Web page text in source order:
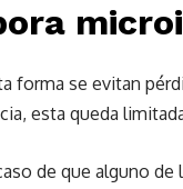
forma se evitan
esta queda
de que alguno